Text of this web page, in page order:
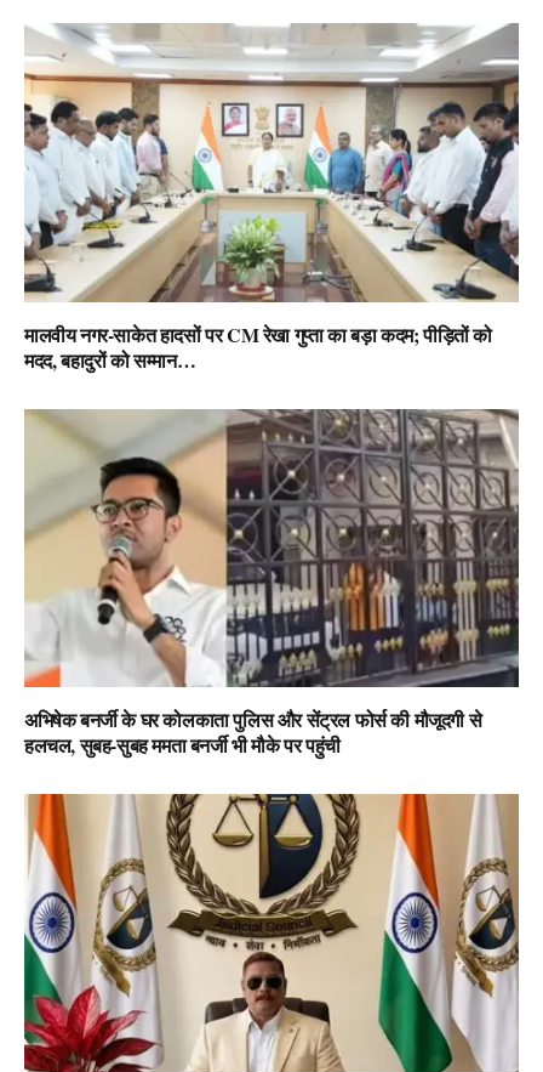
मालवीय नगर-साकेत हादसों पर CM रेखा गुप्ता का बड़ा कदम; पीड़ितों को
मदद, बहादुरों को सम्मान…
अभिषेक बनर्जी के घर कोलकाता पुलिस और सेंट्रल फोर्स की मौजूदगी से
हलचल, सुबह-सुबह ममता बनर्जी भी मौके पर पहुंची